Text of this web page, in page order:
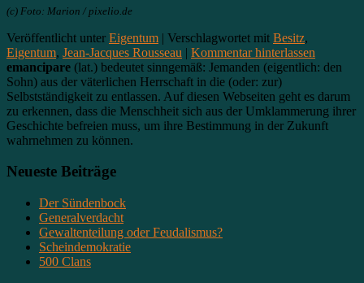
(c) Foto: Marion / pixelio.de
Veröffentlicht unter Eigentum | Verschlagwortet mit Besitz,
Eigentum, Jean-Jacques Rousseau | Kommentar hinterlassen
emancipare (lat.) bedeutet sinngemäß: Jemanden (eigentlich: den
Sohn) aus der väterlichen Herrschaft in die (oder: zur)
Selbstständigkeit zu entlassen. Auf diesen Webseiten geht es darum
zu erkennen, dass die Menschheit sich aus der Umklammerung ihrer
Geschichte befreien muss, um ihre Bestimmung in der Zukunft
wahrnehmen zu können.
Neueste Beiträge
Der Sündenbock
Generalverdacht
Gewaltenteilung oder Feudalismus?
Scheindemokratie
500 Clans